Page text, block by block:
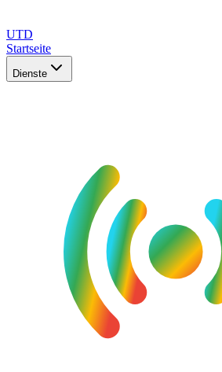
UTD
Startseite
Dienste